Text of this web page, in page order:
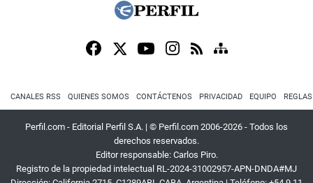
CANALES RSS QUIENES SOMOS CONTÁCTENOS PRIVACIDAD EQUIPO
Perfil.com - Editorial Perfil S.A. | © Perfil.com 2006-2026 - Todos los
derechos reservados.
Editor responsable: Carlos Piro.
Registro de la propiedad intelectual RL-2024-31002957-APN-DNDA#MJ